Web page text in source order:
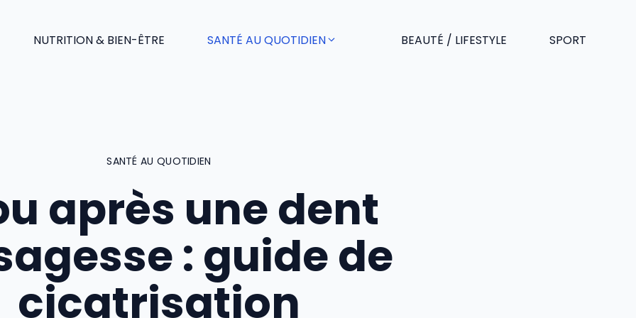
NUTRITION & BIEN-ÊTRE SANTÉ AU QUOTIDIEN BEAUTÉ / LIFESTYLE SPORT
SANTÉ AU QUOTIDIEN
après une dent
: guide de
cicatrisation